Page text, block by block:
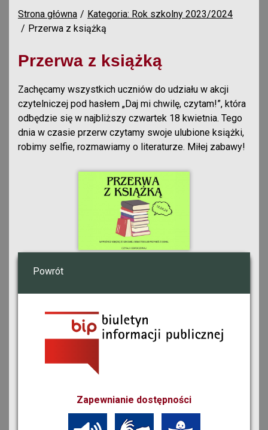
Strona główna
Kategoria: Rok szkolny 2023/2024
Przerwa z książką
Przerwa z książką
Zachęcamy wszystkich uczniów do udziału w akcji
czytelniczej pod hasłem „Daj mi chwilę, czytam!”, która
odbędzie się w najbliższy czwartek 18 kwietnia. Tego
dnia w czasie przerw czytamy swoje ulubione książki,
robimy selfie, rozmawiamy o literaturze. Miłej zabawy!
Powrót
Zapewnianie dostępności